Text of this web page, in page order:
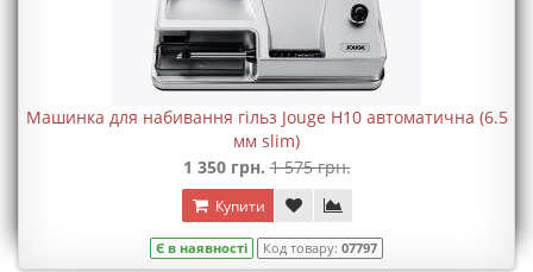
Машинка для набивання гільз Jouge H10 автоматична (6.5
мм slim)
1 350 грн. 1 575 грн.
Купити
Є в наявності Код товару: 07797